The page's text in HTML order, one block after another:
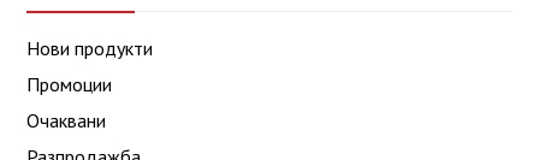
Нови продукти
Промоции
Очаквани